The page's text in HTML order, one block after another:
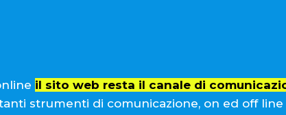
il sito web resta il canale di
strumenti di comunicazione, on ed off line